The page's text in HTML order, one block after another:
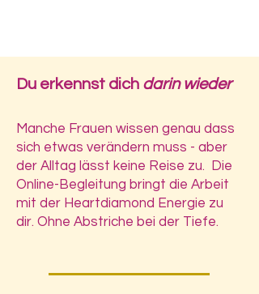
Du erkennst dich darin wieder
Manche Frauen wissen genau dass
sich etwas verändern muss - aber
der Alltag lässt keine Reise zu. Die
Online-Begleitung bringt die Arbeit
mit der Heartdiamond Energie zu
dir. Ohne Abstriche bei der Tiefe.